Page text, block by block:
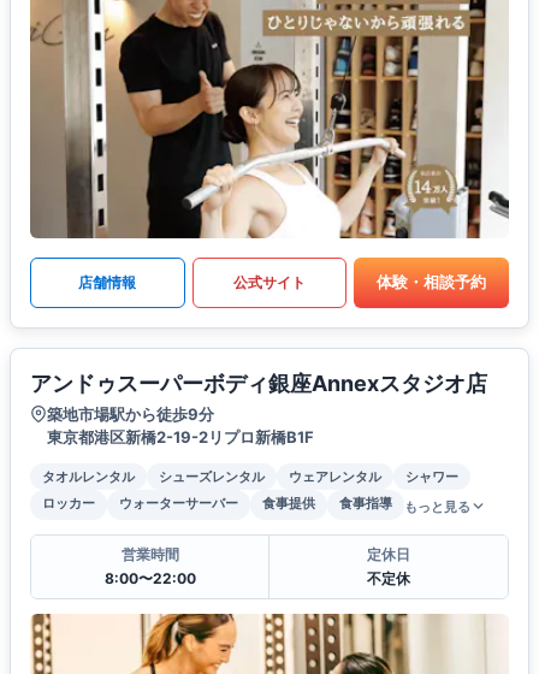
店舗情報 公式サイト 体験・相談予約
アンドゥスーパーボディ銀座Annexスタジオ店
築地市場駅から徒歩9分
東京都港区新橋2-19-2リプロ新橋B1F
タオルレンタル シューズレンタル ウェアレンタル
シャワー
ロッカー
ウォーターサーバー 食事提供 食事指導 もっと見る
営業時間
8:00〜22:00
定休日
不定休